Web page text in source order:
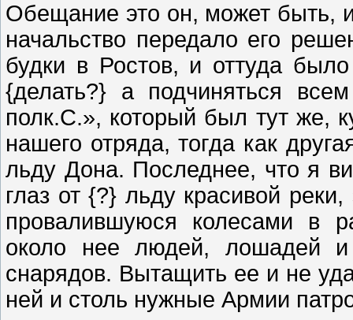
Обещание это он, может быть,
начальство передало его
будки в Ростов, и оттуда
{делать?} а подчиняться
полк.С.», который был тут же,
нашего отряда, тогда как
льду Дона. Последнее, что я
глаз от {?} льду красивой
провалившуюся колесами в
около нее людей, лошадей
снарядов. Вытащить ее и не
ней и столь нужные Армии